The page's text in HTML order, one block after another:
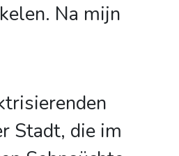
Na mijn
Stadt, die im